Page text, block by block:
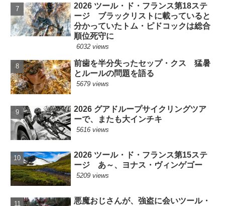
2026 ツール・ド・フランス第18ステ
ージ ブラックリストに載っていると
分かっていたトム・ピドコックは総合
順位死守に
6032 views
前歯を半分失ったセップ・クス 猛暑
とルールの問題を語る
5679 views
2026 グアドループサイクリングツア
ーで、またも大インチキ
5616 views
2026 ツール・ド・フランス第15ステ
ージ あ～、ヨナス・ヴィンゲゴー
5209 views
悪魔おじさんが、強盗に会いツール・